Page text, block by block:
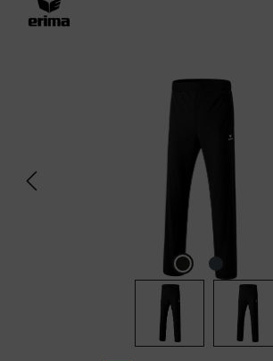
Bildergalerie überspringen